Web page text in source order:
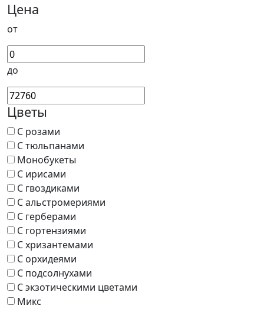
Цена
от
до
Цветы
С розами
С тюльпанами
Монобукеты
С ирисами
С гвоздиками
С альстромериями
С герберами
С гортензиями
С хризантемами
С орхидеями
С подсолнухами
С экзотическими цветами
Микс